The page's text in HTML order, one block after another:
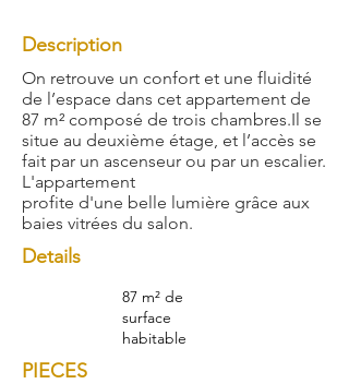
Description
On retrouve un confort et une fluidité
de l’espace dans cet appartement de
87 m² composé de trois chambres.Il se
situe au deuxième étage, et l’accès se
fait par un ascenseur ou par un escalier.
L'appartement
profite d'une belle lumière grâce aux
baies vitrées du salon.
Details
87 m² de
surface
habitable
PIECES